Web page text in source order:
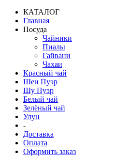
КАТАЛОГ
Главная
Посуда
Чайники
Пиалы
Гайвани
Чахаи
Красный чай
Шен Пуэр
Шу Пуэр
Белый чай
Зелёный чай
Улун
-
Доставка
Оплата
Оформить заказ